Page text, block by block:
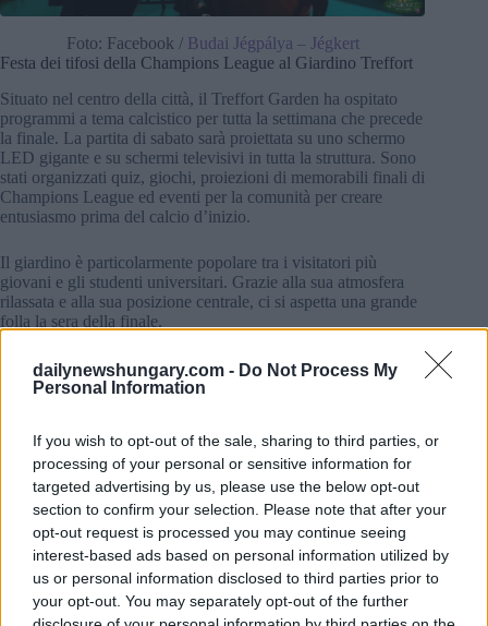
dailynewshungary.com - Do Not Process My
Personal Information
If you wish to opt-out of the sale, sharing to third parties, or
processing of your personal or sensitive information for
targeted advertising by us, please use the below opt-out
section to confirm your selection. Please note that after your
opt-out request is processed you may continue seeing
interest-based ads based on personal information utilized by
us or personal information disclosed to third parties prior to
your opt-out. You may separately opt-out of the further
Foto: Facebook / Budai Jégpálya – Jégkert
Festa dei tifosi della Champions League al Giardino Treffort
Situato nel centro della città, il Treffort Garden ha ospitato
programmi a tema calcistico per tutta la settimana che precede
la finale. La partita di sabato sarà proiettata su uno schermo
LED gigante e su schermi televisivi in tutta la struttura. Sono
stati organizzati quiz, giochi, proiezioni di memorabili finali di
Champions League ed eventi per la comunità per creare
entusiasmo prima del calcio d’inizio.
Il giardino è particolarmente popolare tra i visitatori più
giovani e gli studenti universitari. Grazie alla sua atmosfera
rilassata e alla sua posizione centrale, ci si aspetta una grande
folla la sera della finale.
Budai Parkszínpad: Calcio della Champions League sul
un’alternativa più tranquilla per coloro che desiderano evitare
gli impianti più affollati del centro città. Una delle sue
caratteristiche più distintive è la disposizione dei posti a
sedere a più livelli, che offre una chiara visione dello schermo
da quasi tutti i tavoli.